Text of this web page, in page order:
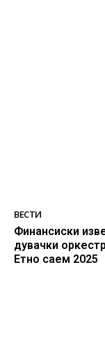
ВЕСТИ
Финансиски
дувачки
Етно саем 2025